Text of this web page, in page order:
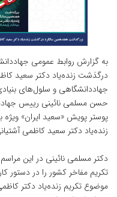
به گزارش روابط عمومی
درگذشت زنده‌یاد دکتر سعید
جهاددانشگاهی و سلول‌های
حسن مسلمی نائینی رییس
پوستر پویش «سعید ایران»
زنده‌یاد دکتر سعید کاظمی آشتیانی امروز
دکتر مسلمی نائینی در این
تکریم مفاخر کشور را در دستور
موضوع تکریم زنده‌یاد دکتر